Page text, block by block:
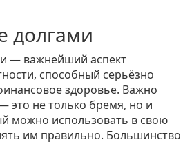
долгами
— важнейший аспект
способный серьёзно
здоровье. Важно
это не только бремя, но и
можно использовать в свою
им правильно. Большинство